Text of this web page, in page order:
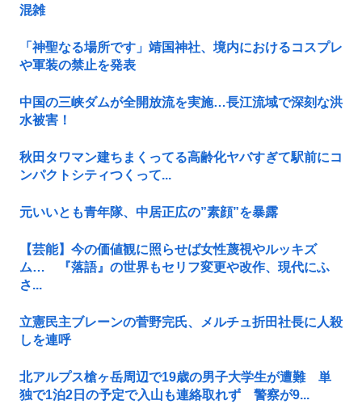
混雑
「神聖なる場所です」靖国神社、境内におけるコスプレ
や軍装の禁止を発表
中国の三峡ダムが全開放流を実施…長江流域で深刻な洪
水被害！
秋田タワマン建ちまくってる高齢化ヤバすぎて駅前にコ
ンパクトシティつくって...
元いいとも青年隊、中居正広の”素顔”を暴露
【芸能】今の価値観に照らせば女性蔑視やルッキズ
ム… 『落語』の世界もセリフ変更や改作、現代にふ
さ...
立憲民主ブレーンの菅野完氏、メルチュ折田社長に人殺
しを連呼
北アルプス槍ヶ岳周辺で19歳の男子大学生が遭難 単
独で1泊2日の予定で入山も連絡取れず 警察が9...